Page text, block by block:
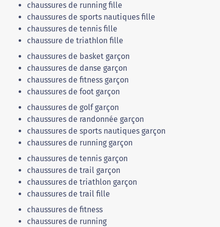
chaussures de running fille
chaussures de sports nautiques fille
chaussures de tennis fille
chaussure de triathlon fille
chaussures de basket garçon
chaussures de danse garçon
chaussures de fitness garçon
chaussures de foot garçon
chaussures de golf garçon
chaussures de randonnée garçon
chaussures de sports nautiques garçon
chaussures de running garçon
chaussures de tennis garçon
chaussures de trail garçon
chaussures de triathlon garçon
chaussures de trail fille
chaussures de fitness
chaussures de running